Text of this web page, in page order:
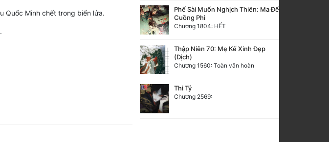
Quốc Minh chết trong biển lửa.
Phế Sài Muốn Nghịch Thiên: Ma Đế
Cuồng Phi
Chương 1804: HẾT
Thập Niên 70: Mẹ Kế Xinh Đẹp
(Dịch)
Chương 1560: Toàn văn hoàn
Thi Tỷ
Chương 2569: